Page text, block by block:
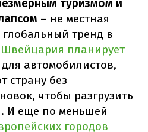
туризмом и
– не местная
тренд в
Швейцария планирует
для автомобилистов,
страну без
чтобы разгрузить
И еще по меньшей
городов